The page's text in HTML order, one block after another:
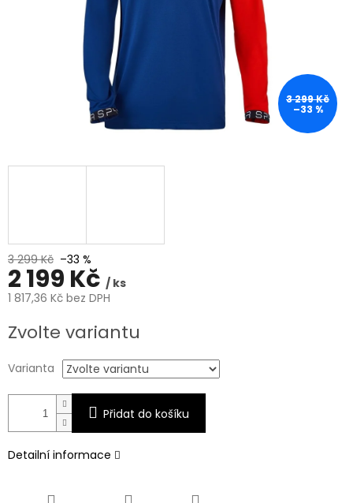
3 299 Kč
–33 %
3 299 Kč –33 %
2 199 Kč / ks
1 817,36 Kč bez DPH
cena:
Zvolte variantu
Varianta
Přidat do košíku
Detailní informace